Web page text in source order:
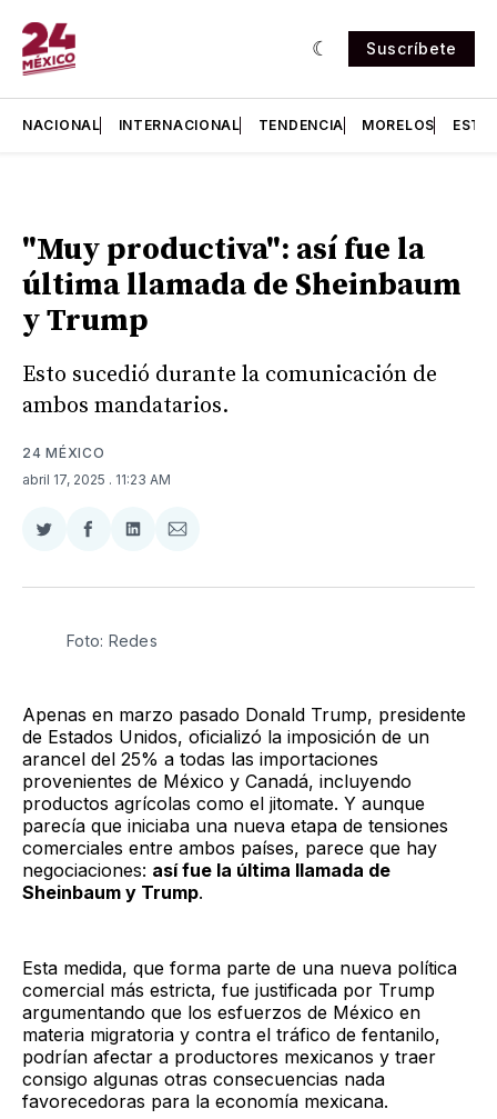
Suscríbete
NACIONAL INTERNACIONAL TENDENCIA MORELOS
"Muy productiva": así fue la
última llamada de Sheinbaum
y Trump
Esto sucedió durante la comunicación de
ambos mandatarios.
24 MÉXICO
abril 17, 2025 . 11:23 AM
Compartir
Twitter
Compartir
Facebook
Compartir
LinkedIn
Compartir
Email
Foto: Redes
Apenas en marzo pasado Donald Trump, presidente
de Estados Unidos, oficializó la imposición de un
arancel del 25% a todas las importaciones
provenientes de México y Canadá, incluyendo
productos agrícolas como el jitomate. Y aunque
parecía que iniciaba una nueva etapa de tensiones
comerciales entre ambos países, parece que hay
negociaciones: así fue la última llamada de
Sheinbaum y Trump.
Esta medida, que forma parte de una nueva política
comercial más estricta, fue justificada por Trump
argumentando que los esfuerzos de México en
materia migratoria y contra el tráfico de fentanilo,
podrían afectar a productores mexicanos y traer
consigo algunas otras consecuencias nada
favorecedoras para la economía mexicana.